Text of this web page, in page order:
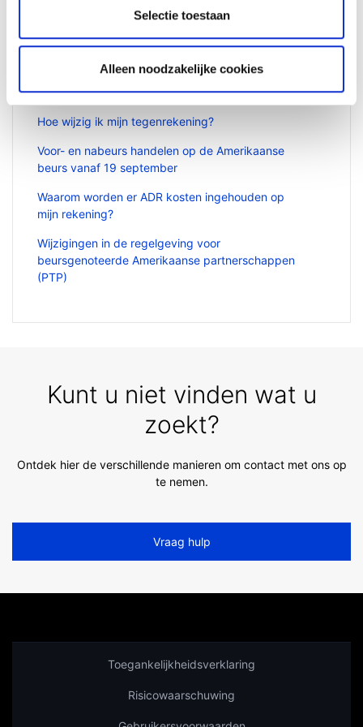
Selectie toestaan
Alleen noodzakelijke cookies
Verwante artikelen
Heb ik overal toegang tot mijn rekening als ik
naar het buitenland reis?
Hoe wijzig ik mijn tegenrekening?
Voor- en nabeurs handelen op de Amerikaanse
beurs vanaf 19 september
Waarom worden er ADR kosten ingehouden op
mijn rekening?
Wijzigingen in de regelgeving voor
beursgenoteerde Amerikaanse partnerschappen
(PTP)
Kunt u niet vinden wat u
zoekt?
Ontdek hier de verschillende manieren om contact met ons op
te nemen.
Vraag hulp
Toegankelijkheidsverklaring
Risicowaarschuwing